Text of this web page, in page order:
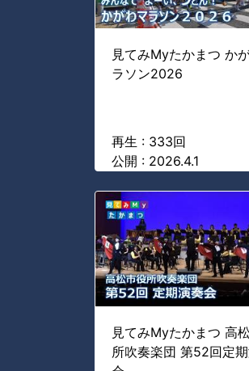
見てみMyたかまつ か
ラソン2026
再生 : 333回
公開 : 2026.4.1
見てみMyたかまつ 高
所吹奏楽団 第52回定